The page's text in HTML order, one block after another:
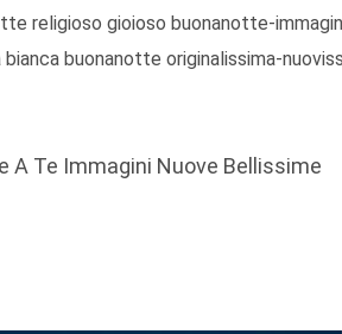
religioso gioioso buonanotte-
buonanotte originalissima-
A Te Immagini Nuove Bellissime